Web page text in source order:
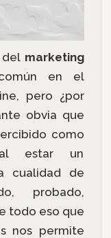
del marketing
en el
pero ¿por
obvia que
como
estar un
cualidad de
probado,
todo eso que
nos permite